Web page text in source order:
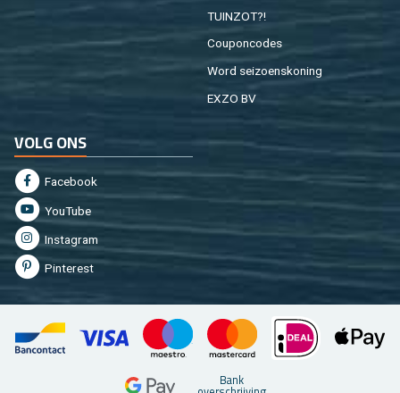
TUIN­ZOT?!
Cou­pon­co­des
Word sei­zoens­ko­ning
EXZO BV
VOLG ONS
Fa­cebook
You­Tu­be
In­st­agram
Pin­te­rest
Bank